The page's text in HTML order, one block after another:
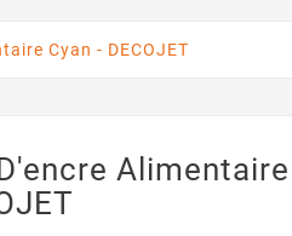
Cyan - DECOJET
Alimentaire